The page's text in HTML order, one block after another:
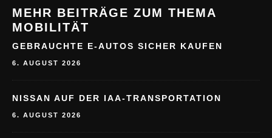
MEHR BEITRÄGE ZUM THEMA
MOBILITÄT
GEBRAUCHTE E-AUTOS SICHER KAUFEN
6. AUGUST 2026
NISSAN AUF DER IAA-TRANSPORTATION
6. AUGUST 2026